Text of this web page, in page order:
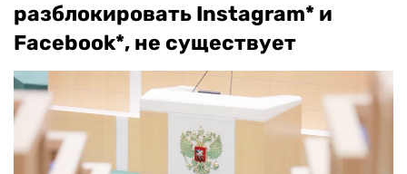
разблокировать Instagram* и
Facebook*, не существует